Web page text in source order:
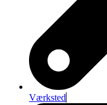
Værksted